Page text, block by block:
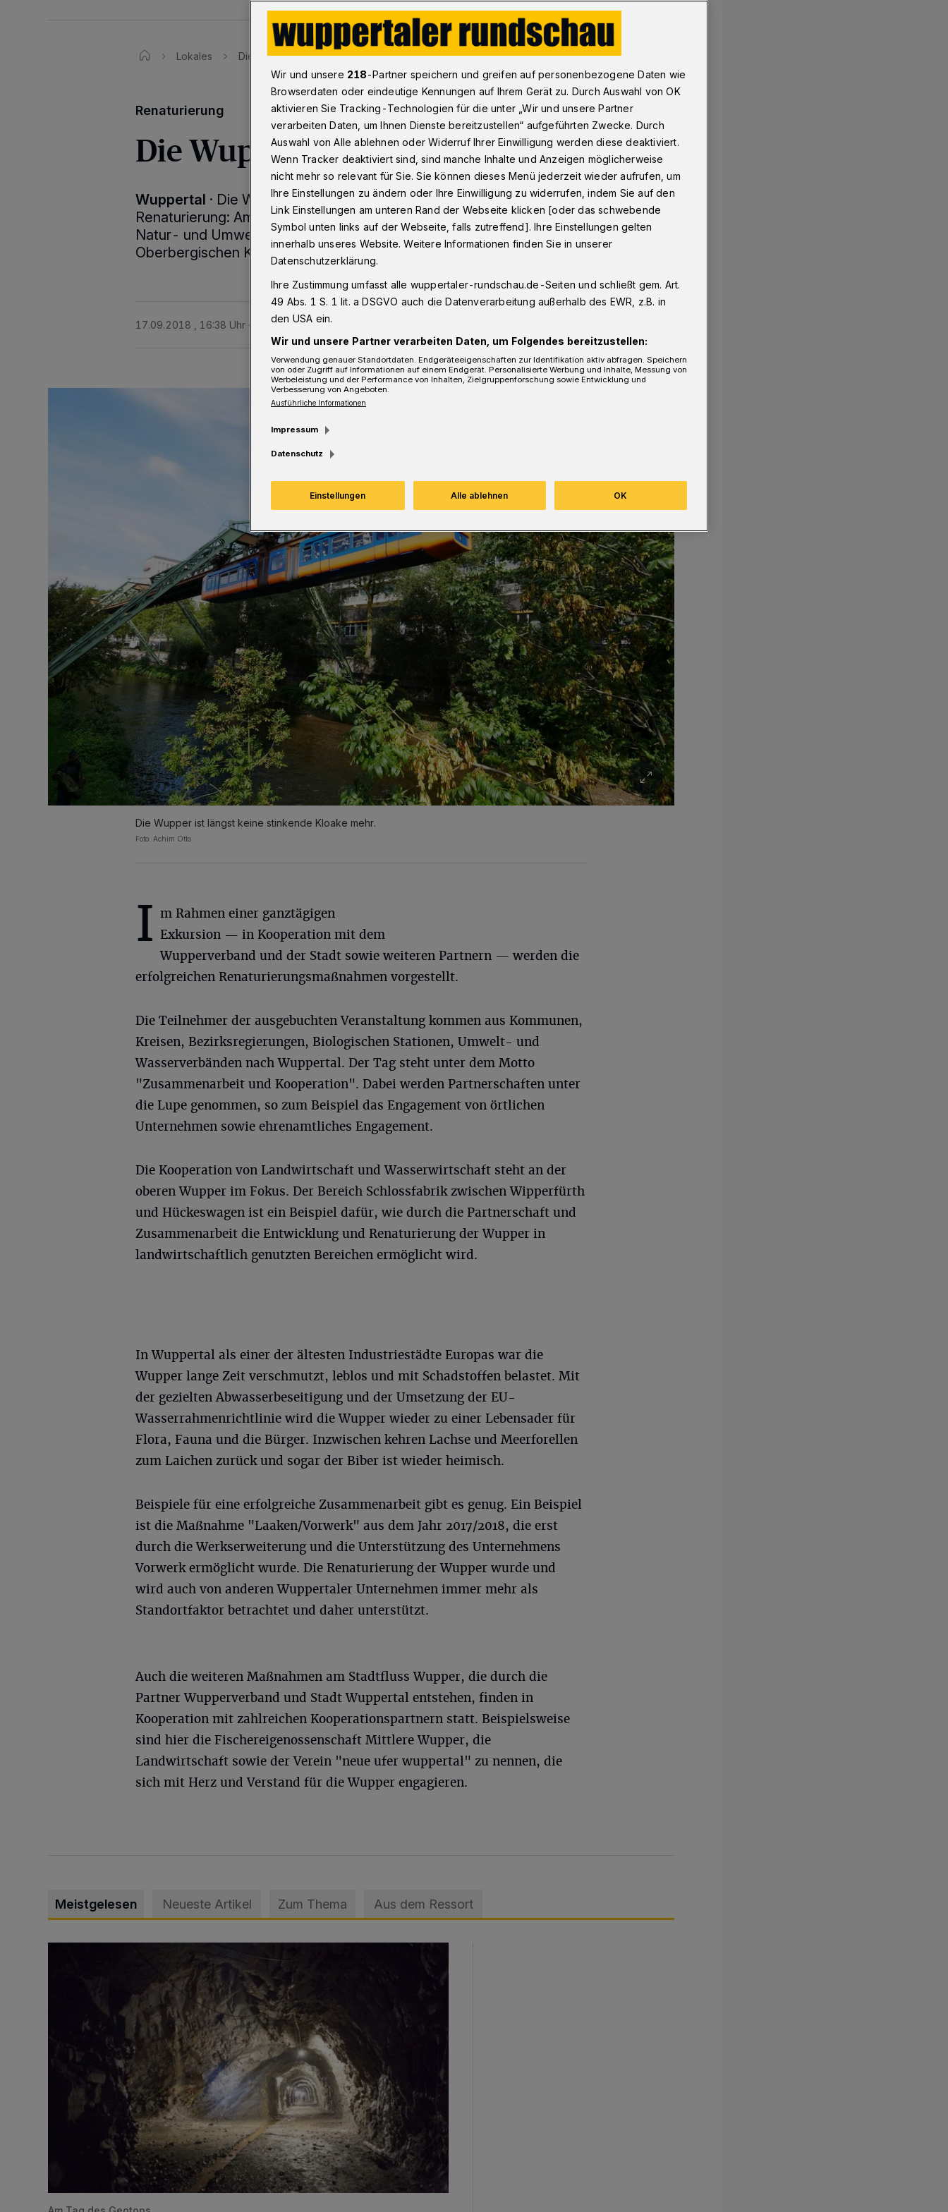
Lokales Die Wupper als Vorbild
Renaturierung
Die Wupper als Vorbild
Wuppertal · Die Wupper als gutes Beispiel für gelungene
Renaturierung: Am Donnerstag (20. September 2018) besichtigt die
Natur- und Umweltschutz-Akademie NRW (NUA) den Fluss im
Oberbergischen Kreis und in Wuppertal.
17.09.2018 , 16:38 Uhr 2 Minuten Lesezeit
Die Wupper ist längst keine stinkende Kloake mehr.
Foto: Achim Otto
I m Rahmen einer ganztägigen
Exkursion — in Kooperation mit dem
Wupperverband und der Stadt sowie weiteren Partnern — werden die
erfolgreichen Renaturierungsmaßnahmen vorgestellt.
Die Teilnehmer der ausgebuchten Veranstaltung kommen aus Kommunen,
Kreisen, Bezirksregierungen, Biologischen Stationen, Umwelt- und
Wasserverbänden nach Wuppertal. Der Tag steht unter dem Motto
"Zusammenarbeit und Kooperation". Dabei werden Partnerschaften unter
die Lupe genommen, so zum Beispiel das Engagement von örtlichen
Unternehmen sowie ehrenamtliches Engagement.
Die Kooperation von Landwirtschaft und Wasserwirtschaft steht an der
oberen Wupper im Fokus. Der Bereich Schlossfabrik zwischen Wipperfürth
und Hückeswagen ist ein Beispiel dafür, wie durch die Partnerschaft und
Zusammenarbeit die Entwicklung und Renaturierung der Wupper in
landwirtschaftlich genutzten Bereichen ermöglicht wird.
In Wuppertal als einer der ältesten Industriestädte Europas war die
Wupper lange Zeit verschmutzt, leblos und mit Schadstoffen belastet. Mit
der gezielten Abwasserbeseitigung und der Umsetzung der EU-
Wasserrahmenrichtlinie wird die Wupper wieder zu einer Lebensader für
Flora, Fauna und die Bürger. Inzwischen kehren Lachse und Meerforellen
zum Laichen zurück und sogar der Biber ist wieder heimisch.
Beispiele für eine erfolgreiche Zusammenarbeit gibt es genug. Ein Beispiel
ist die Maßnahme "Laaken/Vorwerk" aus dem Jahr 2017/2018, die erst
durch die Werkserweiterung und die Unterstützung des Unternehmens
Vorwerk ermöglicht wurde. Die Renaturierung der Wupper wurde und
wird auch von anderen Wuppertaler Unternehmen immer mehr als
Standortfaktor betrachtet und daher unterstützt.
Auch die weiteren Maßnahmen am Stadtfluss Wupper, die durch die
Partner Wupperverband und Stadt Wuppertal entstehen, finden in
Kooperation mit zahlreichen Kooperationspartnern statt. Beispielsweise
sind hier die Fischereigenossenschaft Mittlere Wupper, die
Landwirtschaft sowie der Verein "neue ufer wuppertal" zu nennen, die
sich mit Herz und Verstand für die Wupper engagieren.
Meistgelesen Neueste Artikel Zum Thema Aus dem Ressort
Wir und unsere 218-Partner speichern und greifen auf personenbezogene Daten wie
Browserdaten oder eindeutige Kennungen auf Ihrem Gerät zu. Durch Auswahl von OK
aktivieren Sie Tracking-Technologien für die unter „Wir und unsere Partner
verarbeiten Daten, um Ihnen Dienste bereitzustellen“ aufgeführten Zwecke. Durch
Auswahl von Alle ablehnen oder Widerruf Ihrer Einwilligung werden diese deaktiviert.
Wenn Tracker deaktiviert sind, sind manche Inhalte und Anzeigen möglicherweise
nicht mehr so relevant für Sie. Sie können dieses Menü jederzeit wieder aufrufen, um
Ihre Einstellungen zu ändern oder Ihre Einwilligung zu widerrufen, indem Sie auf den
Link Einstellungen am unteren Rand der Webseite klicken [oder das schwebende
Symbol unten links auf der Webseite, falls zutreffend]. Ihre Einstellungen gelten
innerhalb unseres Website. Weitere Informationen finden Sie in unserer
Datenschutzerklärung.
Ihre Zustimmung umfasst alle wuppertaler-rundschau.de-Seiten und schließt gem. Art.
49 Abs. 1 S. 1 lit. a DSGVO auch die Datenverarbeitung außerhalb des EWR, z.B. in
den USA ein.
Wir und unsere Partner verarbeiten Daten, um Folgendes bereitzustellen:
Verwendung genauer Standortdaten. Endgeräteeigenschaften zur Identifikation aktiv abfragen. Speichern
von oder Zugriff auf Informationen auf einem Endgerät. Personalisierte Werbung und Inhalte, Messung von
Werbeleistung und der Performance von Inhalten, Zielgruppenforschung sowie Entwicklung und
Verbesserung von Angeboten.
Ausführliche Informationen
Impressum
Datenschutz
Einstellungen Alle ablehnen OK